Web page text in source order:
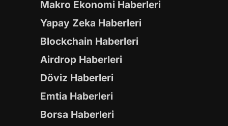
Makro Ekonomi Haberleri
Yapay Zeka Haberleri
Blockchain Haberleri
Airdrop Haberleri
Döviz Haberleri
Emtia Haberleri
Borsa Haberleri